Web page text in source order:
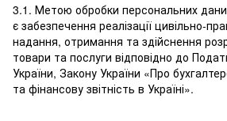
3.1. Метою обробки персональних
є забезпечення реалізації цивільно-
надання, отримання та здійснення
товари та послуги відповідно до
України, Закону України «Про
та фінансову звітність в Україні».